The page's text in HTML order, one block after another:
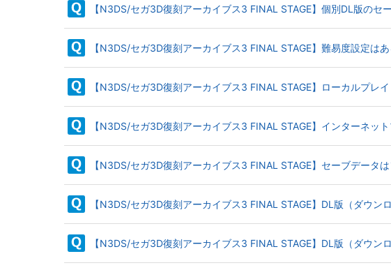
【N3DS/セガ3D復刻アーカイブス3 FINAL STAGE】個別DL版のセ
【N3DS/セガ3D復刻アーカイブス3 FINAL STAGE】難易度設定は
【N3DS/セガ3D復刻アーカイブス3 FINAL STAGE】ローカルプレ
【N3DS/セガ3D復刻アーカイブス3 FINAL STAGE】インターネッ
【N3DS/セガ3D復刻アーカイブス3 FINAL STAGE】セーブデータ
【N3DS/セガ3D復刻アーカイブス3 FINAL STAGE】DL版（ダウン
【N3DS/セガ3D復刻アーカイブス3 FINAL STAGE】DL版（ダウン